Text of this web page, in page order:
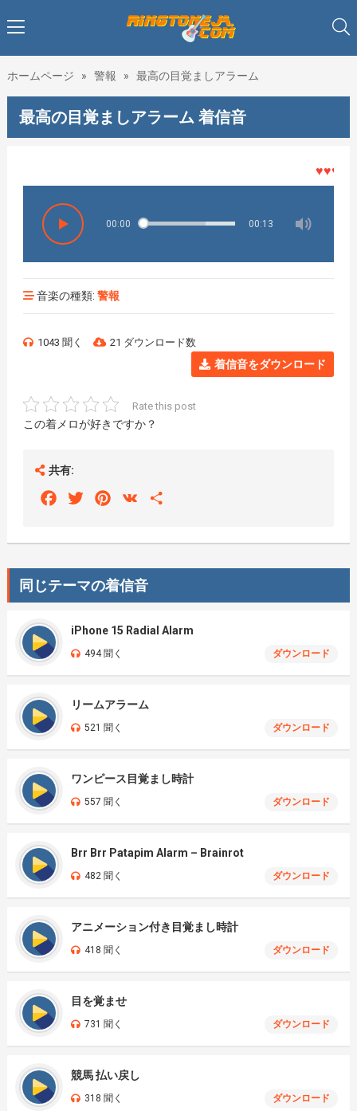
ホームページ » 警報 » 最高の目覚ましアラーム
最高の目覚ましアラーム 着信音
♥♥♥着メ
00:00 00:13
音楽の種類: 警報
1043 聞く 21 ダウンロード数
着信音をダウンロード
Rate this post
この着メロが好きですか？
共有:
FacebookTwitterPinterest
VK
同じテーマの着信音
iPhone 15 Radial Alarm
494 聞く ダウンロード
リームアラーム
521 聞く ダウンロード
ワンピース目覚まし時計
557 聞く ダウンロード
Brr Brr Patapim Alarm – Brainrot
482 聞く ダウンロード
アニメーション付き目覚まし時計
418 聞く ダウンロード
目を覚ませ
731 聞く ダウンロード
競馬 払い戻し
318 聞く ダウンロード